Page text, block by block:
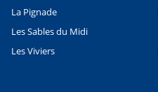
La Pignade
Les Sables du Midi
Les Viviers